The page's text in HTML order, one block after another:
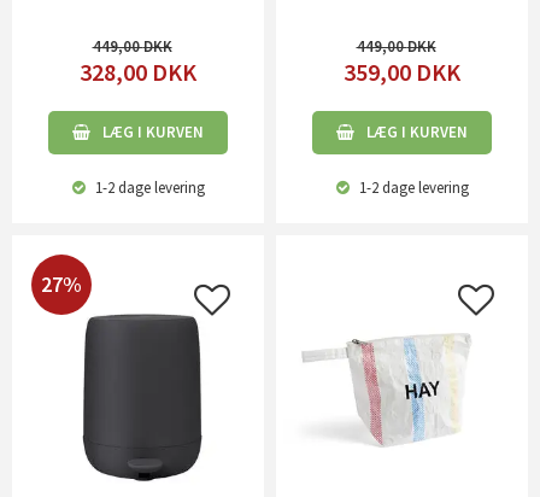
449,00
328,00 DKK
LÆG I KURVEN
1-2 dagelevering
449,00
359,00 DKK
LÆG I KURVEN
1-2 dagelevering
27%